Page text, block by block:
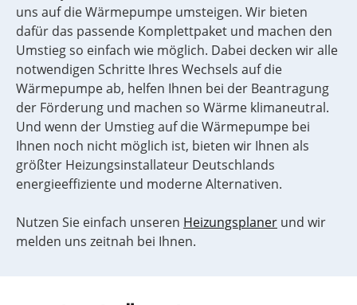
uns auf die Wärmepumpe umsteigen. Wir bieten
dafür das passende Komplettpaket und machen den
Umstieg so einfach wie möglich. Dabei decken wir alle
notwendigen Schritte Ihres Wechsels auf die
Wärmepumpe ab, helfen Ihnen bei der Beantragung
der Förderung und machen so Wärme klimaneutral.
Und wenn der Umstieg auf die Wärmepumpe bei
Ihnen noch nicht möglich ist, bieten wir Ihnen als
größter Heizungsinstallateur Deutschlands
energieeffiziente und moderne Alternativen.
Nutzen Sie einfach unseren Heizungsplaner und wir
melden uns zeitnah bei Ihnen.